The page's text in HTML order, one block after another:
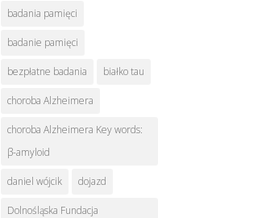
badania pamięci
badanie pamięci
bezpłatne badania białko tau
choroba Alzheimera
choroba Alzheimera Key words:
β-amyloid
daniel wójcik dojazd
Dolnośląska Fundacja